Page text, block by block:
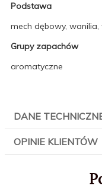
Podstawa
mech dębowy,
Grupy zapachów
aromatyczne
DANE
OPINIE KLIENTÓW